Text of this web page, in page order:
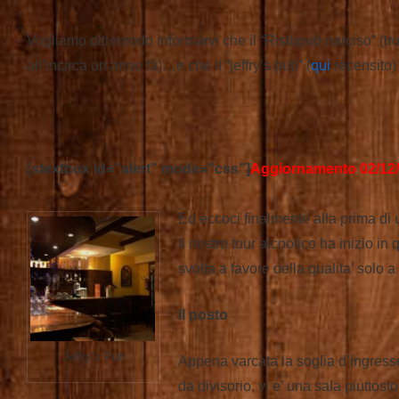
Vogliamo oltremodo informarvi che il “Ristopub narciso”
all’incirca un anno fà)…e che il “jeffry’s pub” (qui
[stextbox id=”alert” mode=”css”]Aggiornamento 02/
Jeffry’s Pub
Ed eccoci finalmente alla prima di
Il nostro tour alcoolico ha inizio in
svolta a favore della qualita’ solo
Il posto
Appena varcata la soglia
da divisorio, vi e’ una sala